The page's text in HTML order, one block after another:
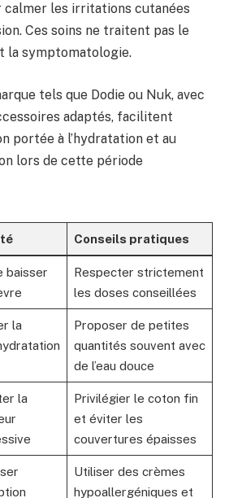
les irritations cutanées
Ces soins ne traitent pas le
la symptomatologie.
tels que Dodie ou Nuk, avec
adaptés, facilitent
portée à l’hydratation et au
lors de cette période
Conseils pratiques
baisser
Respecter strictement
les doses conseillées
la
Proposer de petites
quantités souvent avec
de l’eau douce
la
Privilégier le coton fin
et éviter les
couvertures épaisses
Utiliser des crèmes
hypoallergéniques et